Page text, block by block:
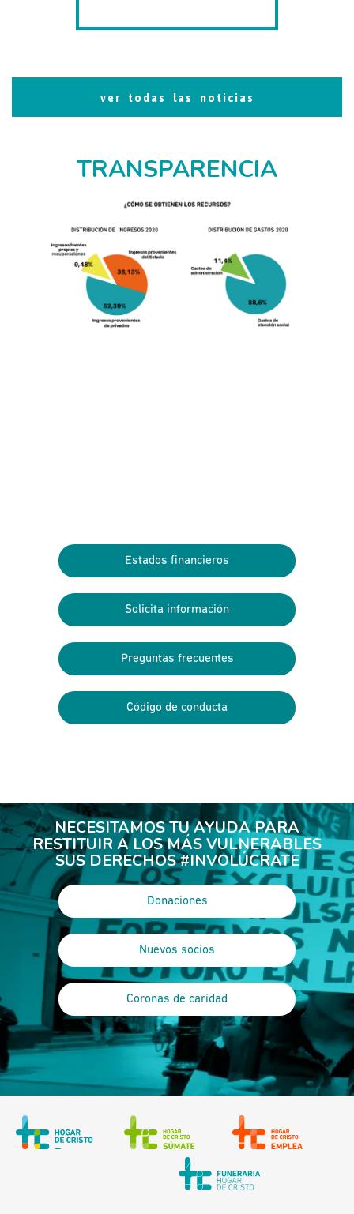
ver todas las noticias
TRANSPARENCIA
Estados financieros
Solicita información
Preguntas frecuentes
Código de conducta
NECESITAMOS TU AYUDA PARA
RESTITUIR A LOS MÁS VULNERABLES
SUS DERECHOS #INVOLÚCRATE
Donaciones
Nuevos socios
Coronas de caridad